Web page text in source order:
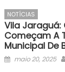
NOTÍCIAS
Vila Jaraguá:
Começam A
Municipal De
Posted
maio 20, 2025